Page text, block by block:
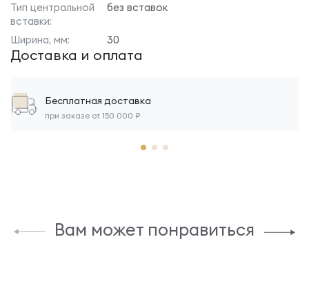
Тип центральной
вставки:
без вставок
Ширина, мм: 30
Доставка и оплата
Бесплатная доставка
при заказе от 150 000 ₽
Вам может понравиться